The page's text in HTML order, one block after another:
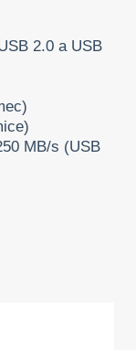
2.0 a USB
MB/s (USB